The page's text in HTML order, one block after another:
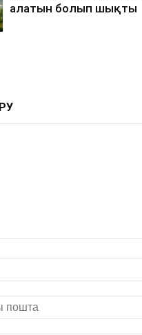
алатын болып шықты